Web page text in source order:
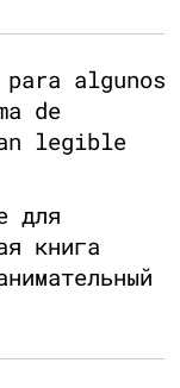
algunos
de
legible
для
книга